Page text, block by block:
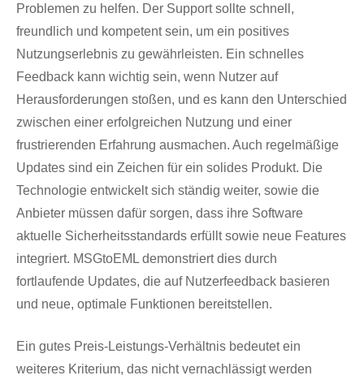
Problemen zu helfen. Der Support sollte schnell,
freundlich und kompetent sein, um ein positives
Nutzungserlebnis zu gewährleisten. Ein schnelles
Feedback kann wichtig sein, wenn Nutzer auf
Herausforderungen stoßen, und es kann den Unterschied
zwischen einer erfolgreichen Nutzung und einer
frustrierenden Erfahrung ausmachen. Auch regelmäßige
Updates sind ein Zeichen für ein solides Produkt. Die
Technologie entwickelt sich ständig weiter, sowie die
Anbieter müssen dafür sorgen, dass ihre Software
aktuelle Sicherheitsstandards erfüllt sowie neue Features
integriert. MSGtoEML demonstriert dies durch
fortlaufende Updates, die auf Nutzerfeedback basieren
und neue, optimale Funktionen bereitstellen.
Ein gutes Preis-Leistungs-Verhältnis bedeutet ein
weiteres Kriterium, das nicht vernachlässigt werden